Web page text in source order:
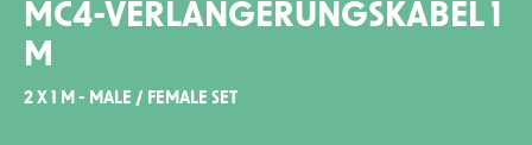
MC4-VERLÄNGERUNGSKABEL 1
M
2 X 1 M - MALE / FEMALE SET